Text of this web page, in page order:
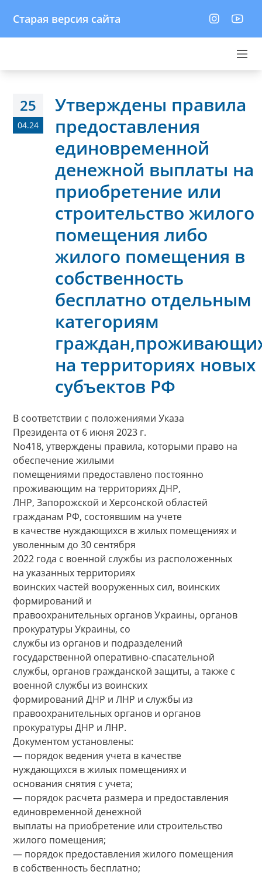
Старая версия сайта
25
04.24
Утверждены правила
предоставления
единовременной
денежной выплаты на
приобретение или
строительство жилого
помещения либо
жилого помещения в
собственность
бесплатно отдельным
категориям
на территориях новых
субъектов РФ
В соответствии с положениями Указа
Президента от 6 июня 2023 г.
No418, утверждены правила, которыми право на
обеспечение жилыми
помещениями предоставлено постоянно
проживающим на территориях ДНР,
ЛНР, Запорожской и Херсонской областей
гражданам РФ, состоявшим на учете
в качестве нуждающихся в жилых помещениях и
уволенным до 30 сентября
2022 года с военной службы из расположенных
на указанных территориях
воинских частей вооруженных сил, воинских
формирований и
правоохранительных органов Украины, органов
прокуратуры Украины, со
службы из органов и подразделений
государственной оперативно-спасательной
службы, органов гражданской защиты, а также с
военной службы из воинских
формирований ДНР и ЛНР и службы из
правоохранительных органов и органов
прокуратуры ДНР и ЛНР.
Документом установлены:
— порядок ведения учета в качестве
нуждающихся в жилых помещениях и
основания снятия с учета;
— порядок расчета размера и предоставления
единовременной денежной
выплаты на приобретение или строительство
жилого помещения;
— порядок предоставления жилого помещения
в собственность бесплатно;